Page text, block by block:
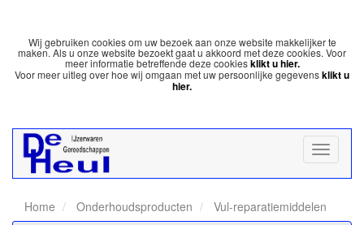
Wij gebruiken cookies om uw bezoek aan onze website makkelijker te
maken. Als u onze website bezoekt gaat u akkoord met deze cookies. Voor
meer informatie betreffende deze cookiesklikt u hier.
Voor meer uitleg over hoe wij omgaan met uw persoonlijke gegevensklikt u
hier.
Home Onderhoudsproducten Vul-reparatiemiddelen